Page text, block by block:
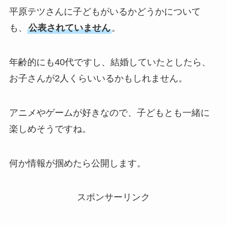
平原テツさんに子どもがいるかどうかについて
も、 公表されていません。
年齢的にも40代ですし、結婚していたとしたら、
お子さんが2人くらいいるかもしれません。
アニメやゲームが好きなので、子どもとも一緒に
楽しめそうですね。
何か情報が掴めたら公開します。
スポンサーリンク